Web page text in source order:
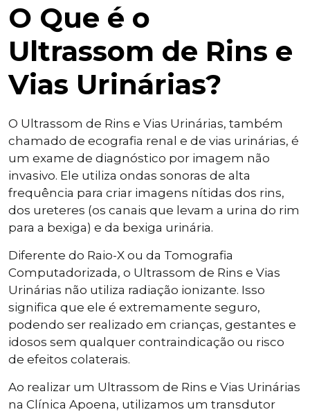
O Que é o
Ultrassom de Rins e
Vias Urinárias?
O Ultrassom de Rins e Vias Urinárias, também
chamado de ecografia renal e de vias urinárias, é
um exame de diagnóstico por imagem não
invasivo. Ele utiliza ondas sonoras de alta
frequência para criar imagens nítidas dos rins,
dos ureteres (os canais que levam a urina do rim
para a bexiga) e da bexiga urinária.
Diferente do Raio-X ou da Tomografia
Computadorizada, o Ultrassom de Rins e Vias
Urinárias não utiliza radiação ionizante. Isso
significa que ele é extremamente seguro,
podendo ser realizado em crianças, gestantes e
idosos sem qualquer contraindicação ou risco
de efeitos colaterais.
Ao realizar um Ultrassom de Rins e Vias Urinárias
na Clínica Apoena, utilizamos um transdutor